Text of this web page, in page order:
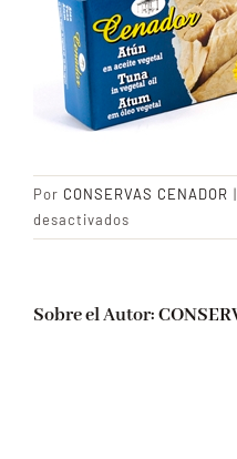
CONTACTO
Blog
Por CONSERVAS CENADOR |
desactivados
Atun
Sobre el Autor: